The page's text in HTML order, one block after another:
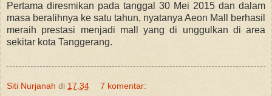
Pertama diresmikan pada tanggal 30 Mei 2015 dan dalam
masa beralihnya ke satu tahun, nyatanya Aeon Mall berhasil
meraih prestasi menjadi mall yang di unggulkan di area
sekitar kota Tanggerang.
Siti Nurjanah di 17.34 7 komentar: